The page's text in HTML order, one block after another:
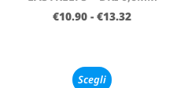
€10.90 - €13.32
Scegli